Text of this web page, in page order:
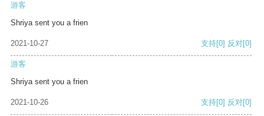
游客
Shriya sent you a frien
2021-10-27 支持[0] 反对[0]
游客
Shriya sent you a frien
2021-10-26 支持[0] 反对[0]